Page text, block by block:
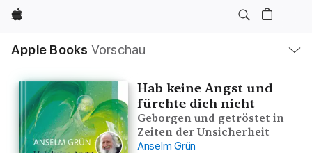
Apple
Apple Books Vorschau
Navigation
Menü
öffnen
Hab keine Angst und
fürchte dich nicht
Geborgen und getröstet in
Zeiten der Unsicherheit
Anselm Grün